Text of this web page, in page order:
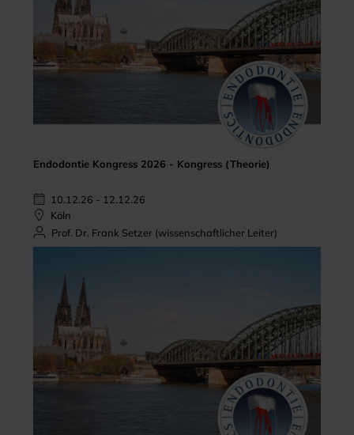
Endodontie Kongress 2026 - Kongress (Theorie)
10.12.26 - 12.12.26
Köln
Prof. Dr. Frank Setzer (wissenschaftlicher Leiter)